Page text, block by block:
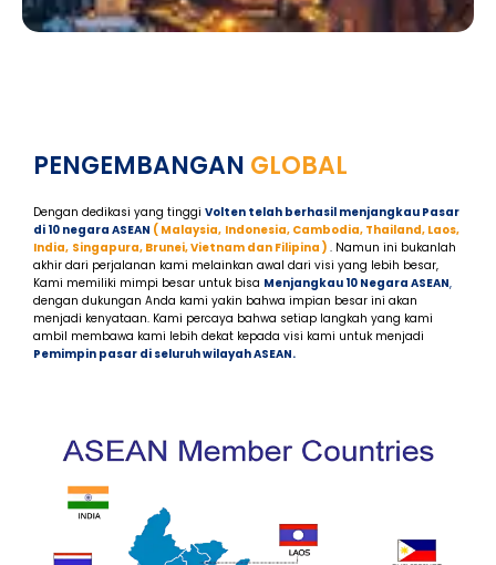
PENGEMBANGAN GLOBAL
Dengan dedikasi yang tinggi Volten telah berhasil menjangkau Pasar
di 10 negara ASEAN ( Malaysia, Indonesia, Cambodia, Thailand, Laos,
India, Singapura, Brunei, Vietnam dan Filipina ) . Namun ini bukanlah
akhir dari perjalanan kami melainkan awal dari visi yang lebih besar,
Kami memiliki mimpi besar untuk bisa Menjangkau 10 Negara ASEAN,
dengan dukungan Anda kami yakin bahwa impian besar ini akan
menjadi kenyataan. Kami percaya bahwa setiap langkah yang kami
ambil membawa kami lebih dekat kepada visi kami untuk menjadi
Pemimpin pasar di seluruh wilayah ASEAN.